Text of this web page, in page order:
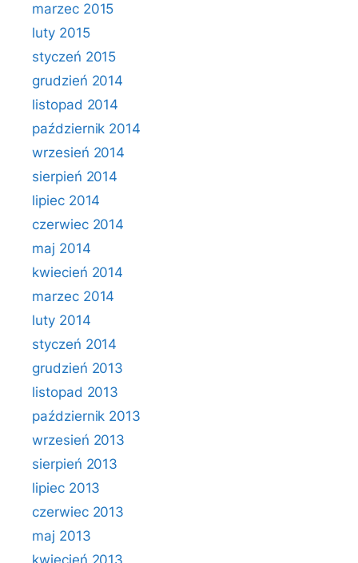
marzec 2015
luty 2015
styczeń 2015
grudzień 2014
listopad 2014
październik 2014
wrzesień 2014
sierpień 2014
lipiec 2014
czerwiec 2014
maj 2014
kwiecień 2014
marzec 2014
luty 2014
styczeń 2014
grudzień 2013
listopad 2013
październik 2013
wrzesień 2013
sierpień 2013
lipiec 2013
czerwiec 2013
maj 2013
kwiecień 2013